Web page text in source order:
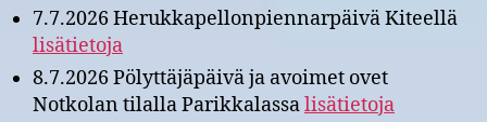
7.7.2026 Herukkapellonpiennarpäivä Kiteellä
lisätietoja
8.7.2026 Pölyttäjäpäivä ja avoimet ovet
Notkolan tilalla Parikkalassalisätietoja